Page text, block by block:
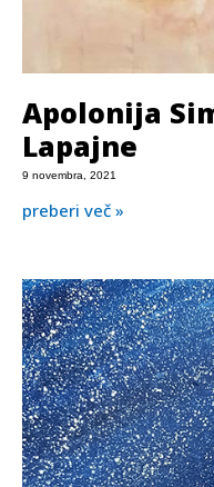
Apolonija
Lapajne
9 novembra, 2021
preberi več »